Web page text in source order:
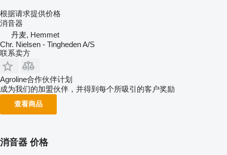
根据请求提供价格
消音器
丹麦, Hemmet
Chr. Nielsen - Tingheden A/S
联系卖方
Agroline合作伙伴计划
成为我们的加盟伙伴，并得到每个所吸引的客户奖励
查看商品
消音器 价格